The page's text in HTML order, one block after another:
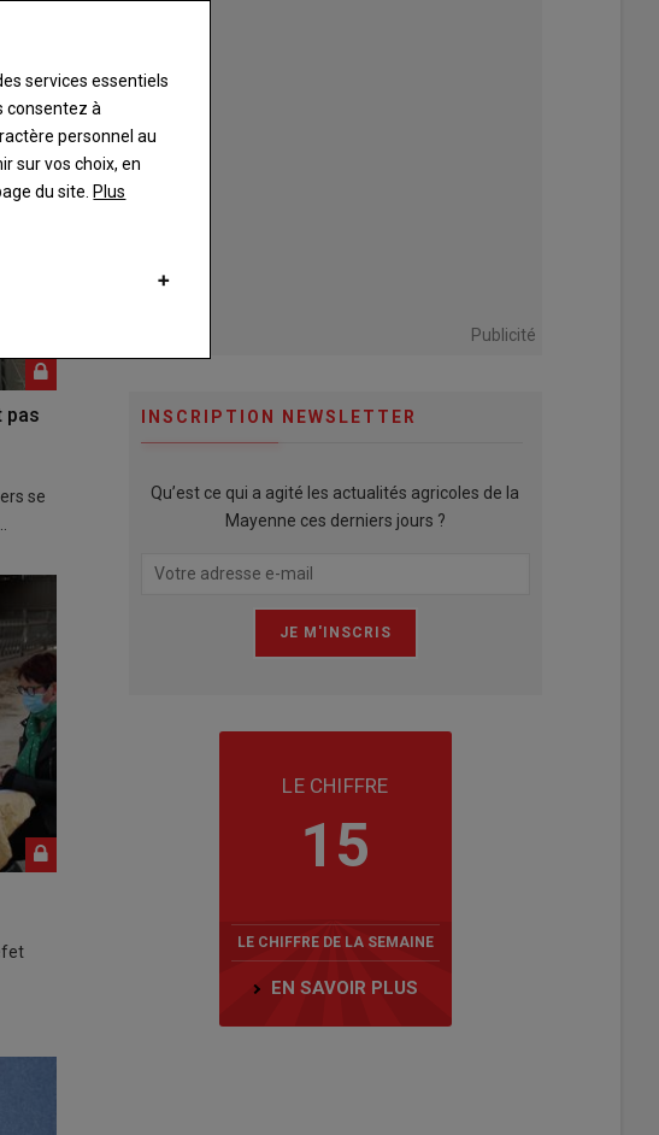
pas
se
Publicité
INSCRIPTION NEWSLETTER
Qu’est ce qui a agité les actualités agricoles de la
Mayenne ces derniers jours ?
LE CHIFFRE
15
LE CHIFFRE DE LA SEMAINE
EN SAVOIR PLUS
services essentiels
consentez à
personnel au
sur vos choix, en
du site. Plus